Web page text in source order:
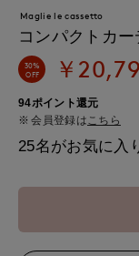
Maglie le cassetto
コンパクトカ
30%
OFF
￥
94ポイント還元
会員登録は こちら
25名がお気に入